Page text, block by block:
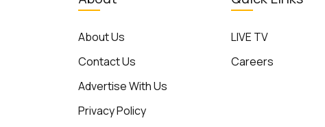
About Us
Contact Us
Advertise With Us
Privacy Policy
LIVE TV
Careers